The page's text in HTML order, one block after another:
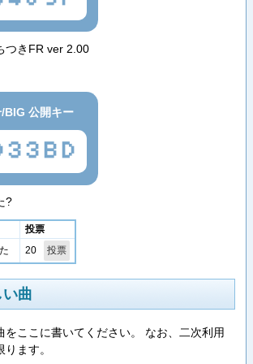
つきFR ver 2.00
BIG 公開キー
?
投票
20
曲
をここに書いてください。 なお、二次利用
ます。